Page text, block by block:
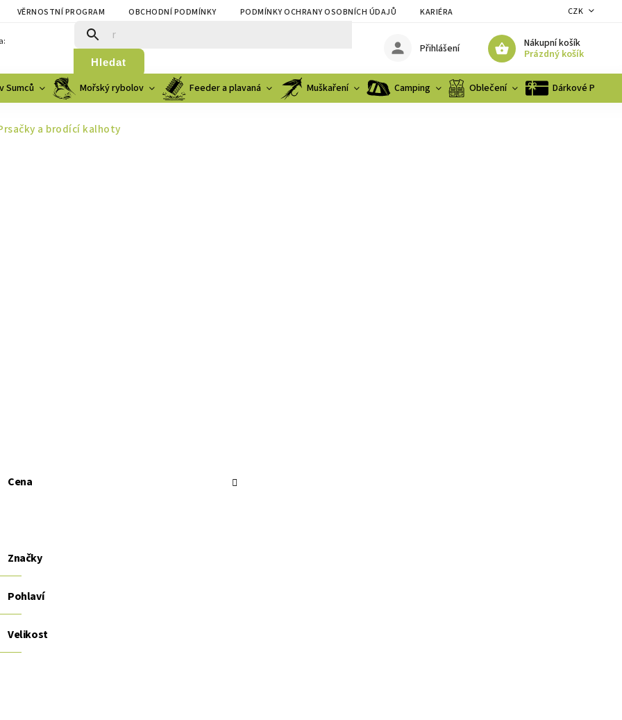
VĚRNOSTNÍ PROGRAM OBCHODNÍ PODMÍNKY PODMÍNKY OCHRANY OSOBNÍCH ÚDAJŮ KARIÉRA CZK
Hledat
Nákupní košík
Prázdný košík
Přihlášení
Sumců Mořský rybolov Feeder a plavaná Muškaření Camping Oblečení Dárkové
a brodící kalhoty